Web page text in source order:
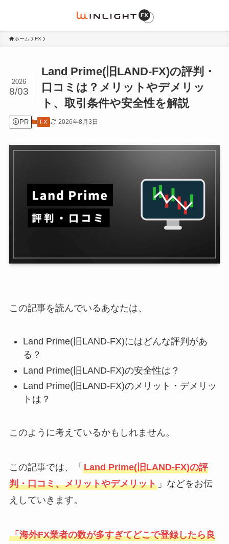
ホーム FX
Land Prime(旧LAND-FX)の評判・
口コミは？メリットやデメリッ
ト、取引条件や安全性を解説
2026
8/03
PR FX 2026年8月3日
この記事を読んでいるあなたは、
Land Prime(旧LAND-FX)にはどんな評判があ
る？
Land Prime(旧LAND-FX)の安全性は？
Land Prime(旧LAND-FX)のメリット・デメリッ
トは？
このように考えているかもしれません。
この記事では、「 Land Prime(旧LAND-FX)の評
判・口コミ、メリットやデメリット」などをお伝
えしていきます。
「海外FX業者の数が多すぎてどこで登録したら良